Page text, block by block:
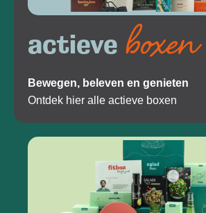
actieve boxen
Bewegen, beleven en genieten
Ontdek hier alle actieve boxen